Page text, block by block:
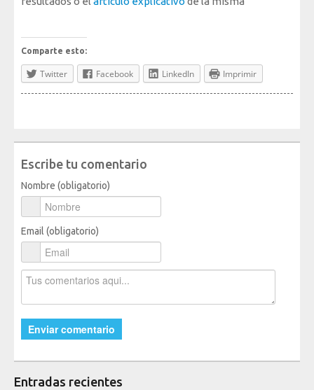
Comparte esto:
Twitter Facebook LinkedIn Imprimir
Escribe tu comentario
Nombre (obligatorio)
Email (obligatorio)
Entradas recientes